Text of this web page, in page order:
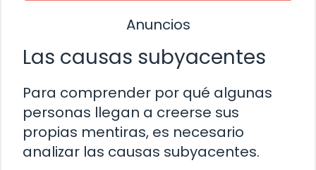
Anuncios
Las causas subyacentes
Para comprender por qué algunas
personas llegan a creerse sus
propias mentiras, es necesario
analizar las causas subyacentes.